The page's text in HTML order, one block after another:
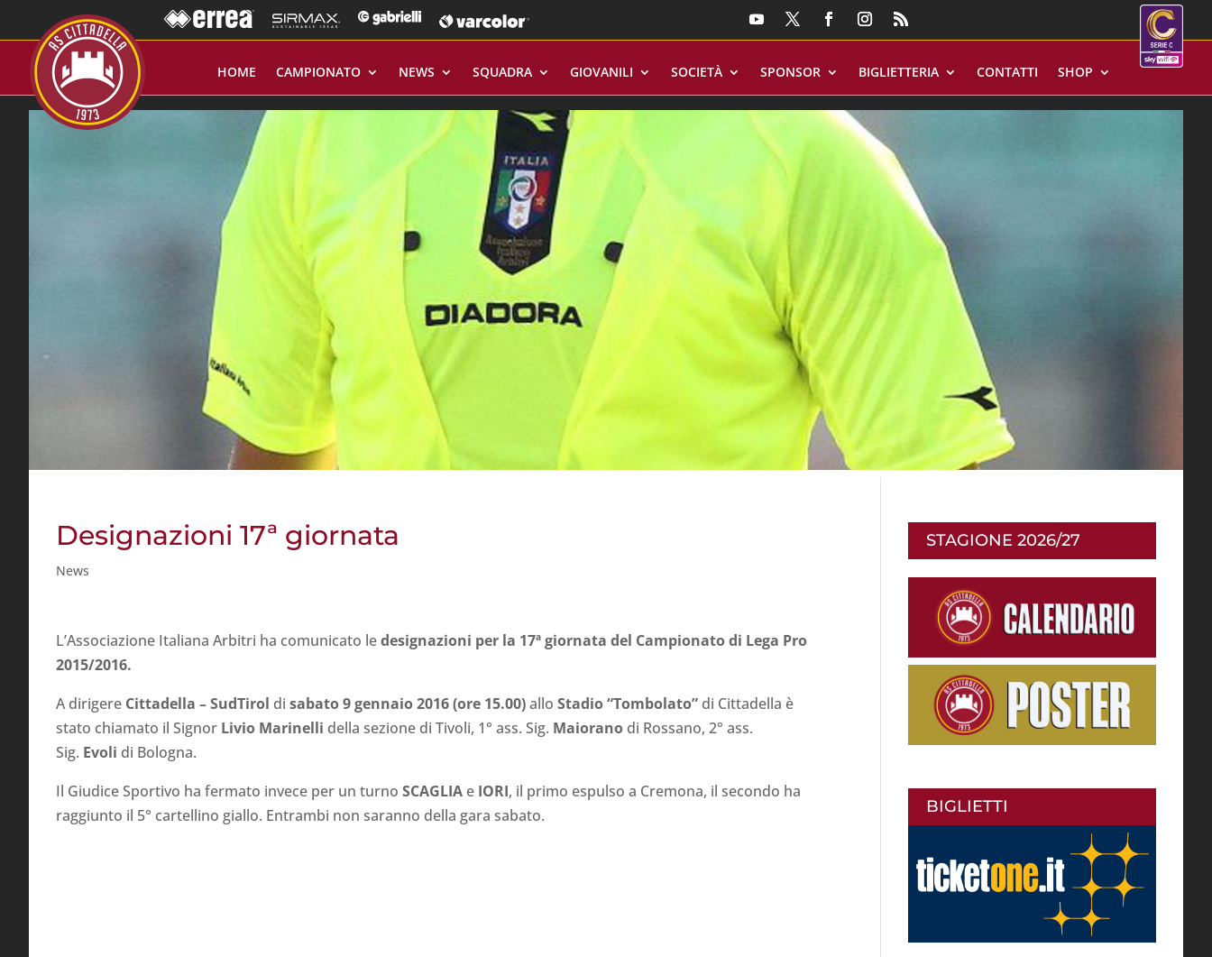
HOME CAMPIONATO NEWS SQUADRA GIOVANILI SOCIETÀ SPONSOR BIGLIETTERIA CONTATTI SHOP
Designazioni 17ª giornata
News
L’Associazione Italiana Arbitri ha comunicato ledesignazioni per la 17ª giornata del Campionato di Lega Pro
2015/2016.
A dirigere Cittadella – SudTirol di sabato 9 gennaio 2016 (ore 15.00)allo Stadio “Tombolato” di Cittadella è
stato chiamato il Signor Livio Marinelli della sezione di Tivoli, 1° ass. Sig. Maiorano di Rossano, 2° ass.
Sig. Evoli di Bologna.
Il Giudice Sportivo ha fermato invece per un turno SCAGLIA e IORI, il primo espulso a Cremona, il secondo ha
raggiunto il 5° cartellino giallo. Entrambi non saranno della gara sabato.
STAGIONE 2026/27
BIGLIETTI